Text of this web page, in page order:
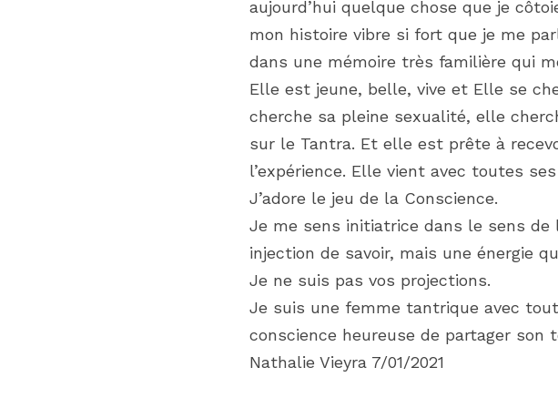
aujourd’hui quelque chose que je
mon histoire vibre si fort que je me
dans une mémoire très familière qui
Elle est jeune, belle, vive et Elle se
cherche sa pleine sexualité, elle
sur le Tantra. Et elle est prête à
l’expérience. Elle vient avec toutes
J’adore le jeu de la Conscience.
Je me sens initiatrice dans le sens de
injection de savoir, mais une énergie
Je ne suis pas vos projections.
Je suis une femme tantrique avec
conscience heureuse de partager son
Nathalie Vieyra 7/01/2021